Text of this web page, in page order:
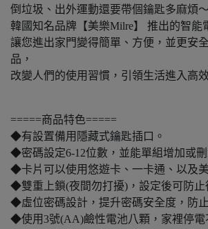
倒垃圾、出外運動還要帶個鑰匙多麻煩～
韓國知名品牌【美樂Milre】 推出的智能
讓您進出家門變得簡單、方便，並更安
品，
改變人們的使用習慣，引領生活進入高
=====商品特色=====
◆有設置備用隱藏式鑰匙插口。
◆密碼設定6-12位數，並能單組增加或刪
◆卡片可以使用悠遊卡、一卡通、以及
◆雙重上鎖(夜間勿打擾)，設定後可防止
◆虛位密碼設計，提升密碼安全度，防
◆使用3號(AA)鹼性電池八顆，家裡停電